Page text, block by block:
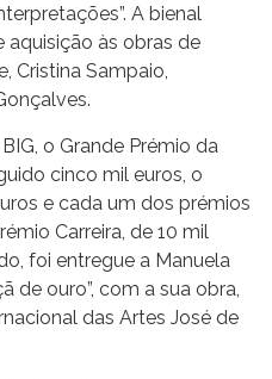
A bienal
às obras de
Cristina Sampaio,
o Grande Prémio da
cinco mil euros, o
e cada um dos prémios
Carreira, de 10 mil
foi entregue a Manuela
de ouro”, com a sua obra,
das Artes José de